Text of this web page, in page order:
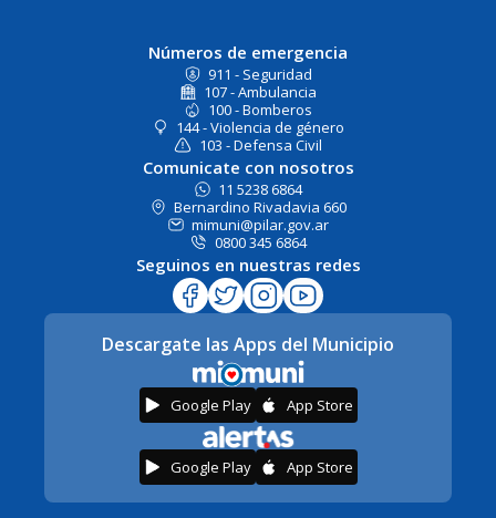
Números de emergencia
911 - Seguridad
107 - Ambulancia
100 - Bomberos
144 - Violencia de género
103 - Defensa Civil
Comunicate con nosotros
11 5238 6864
Bernardino Rivadavia 660
mimuni@pilar.gov.ar
0800 345 6864
Seguinos en nuestras redes
Descargate las Apps del Municipio
Google Play App Store
Google Play App Store